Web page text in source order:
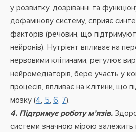
у розвитку, дозріванні та
дофамінову систему, сприяє
факторів (речовин, що
нейронів). Нутрієнт впливає на
нервовими клітинами, регулює
нейромедіаторів, бере участь у
процесів, впливає на клітини, що
мозку (4, 5, 6, 7).
4. Підтримує роботу м’язів.
системи значною мірою залежить